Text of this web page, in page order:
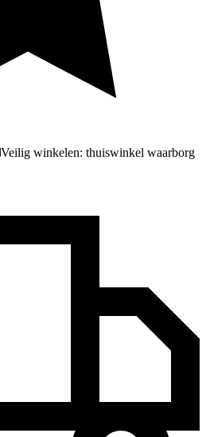
Veilig winkelen: thuiswinkel waarborg